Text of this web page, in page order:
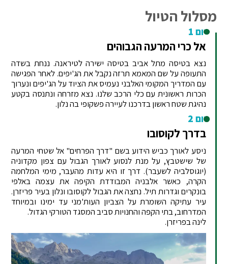
מסלול הטיול
יום 1
אל כרי המרעה הגבוהים
נצא בטיסה מתל אביב בטיסה ישירה לטיראנה. ננחת בשדה
התעופה על שם המאמא תרזה נקבל את הג'יפים. לאחר הפגישה
עם המדריך המקומי האלבני נעמיס את הציוד על הג'יפים ונערוך
הכרות ראשונית עם כלי הרכב שלנו. נצא מזרחה ונתנסה בקטע
נהיגת שטח ראשון בדרכנו לעיירה פשקופי בה נלון.
יום 2
בדרך לקוסובו
ניסע לאורך כביש הידוע בשם "דרך הפרחים" אל שטחי המרעה
של שישטבץ, על מנת לנסוע לאורך הגבול עם צפון מקדוניה
(יוגוסלביה לשעבר). דרך זו היא עדות מהעבר, מימי המלחמה
הקרה, כאשר אלבניה המבודדת הקיפה את עצמה באלפי
בונקרים וגדרות תיל. נחצה את הגבול לקוסובו ונלון בעיר פריזרן.
עיר עתיקה השומרת על הצביון העות'מני עד ימינו ובמיוחד
המדרחוב, בתי הקפה והחנויות סביב המסגד הטורקי הגדול.
לינה בפריזרן.